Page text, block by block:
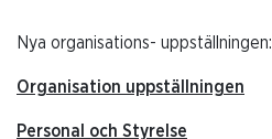
Nya organisations- uppställningen:
Organisation uppställningen
Personal och Styrelse